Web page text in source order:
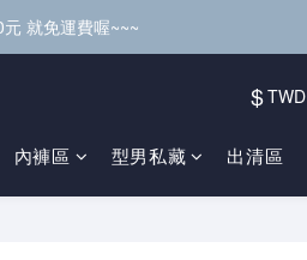
就免運費喔~~~
$TWD
內褲區 型男私藏 出清區